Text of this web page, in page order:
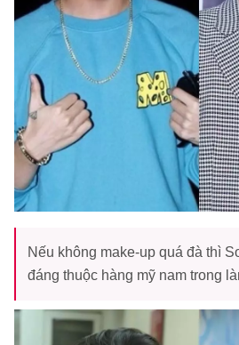
Nếu không make-up quá đà thì
đáng thuộc hàng mỹ nam trong